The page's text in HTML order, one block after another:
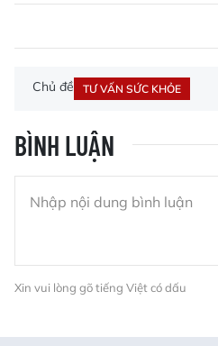
Chủ đề TƯ VẤN SỨC KHỎE
BÌNH LUẬN
Xin vui lòng gõ tiếng Việt có dấu